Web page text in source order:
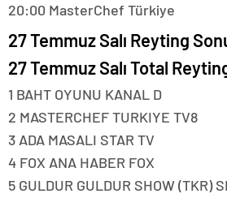
20:00 MasterChef Türkiye
27 Temmuz Salı Reyting
27 Temmuz Salı Total
1 BAHT OYUNU KANAL D
2 MASTERCHEF TURKIYE TV8
3 ADA MASALI STAR TV
4 FOX ANA HABER FOX
5 GULDUR GULDUR SHOW (TKR)